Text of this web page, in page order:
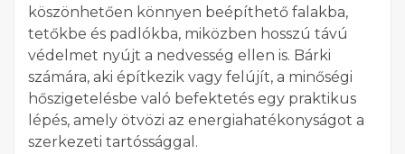
köszönhetően könnyen beépíthető falakba,
tetőkbe és padlókba, miközben hosszú távú
védelmet nyújt a nedvesség ellen is. Bárki
számára, aki építkezik vagy felújít, a minőségi
hőszigetelésbe való befektetés egy praktikus
lépés, amely ötvözi az energiahatékonyságot a
szerkezeti tartóssággal.